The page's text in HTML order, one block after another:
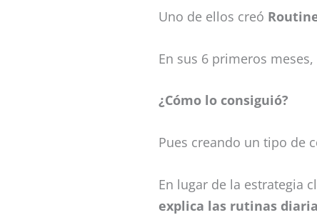
Uno de ellos creó
En sus 6 primeros meses,
¿Cómo lo consiguió?
Pues creando un tipo de
En lugar de la estrategia
explica las rutinas